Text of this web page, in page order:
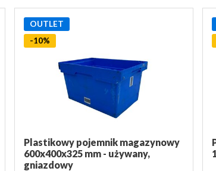
OUTLET
-10%
Plastikowy pojemnik magazynowy
600x400x325 mm - używany,
gniazdowy